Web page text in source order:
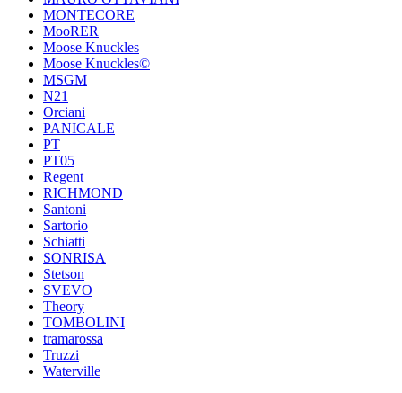
MONTECORE
MooRER
Moose Knuckles
Moose Knuckles©️
MSGM
N21
Orciani
PANICALE
PT
PT05
Regent
RICHMOND
Santoni
Sartorio
Schiatti
SONRISA
Stetson
SVEVO
Theory
TOMBOLINI
tramarossa
Truzzi
Waterville